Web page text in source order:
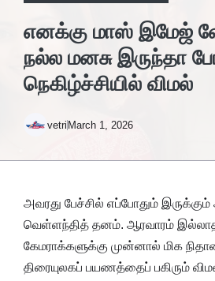
எனக்கு மாஸ் இமேஜ்
நல்ல மனசு இருந்தா
நெகிழ்ச்சியில் விமல்
vetri March 1, 2026
அவரது பேச்சில் எப்போதும் இருக்கும்
வெள்ளந்தித் தனம். ஆரவாரம்
கேமராக்களுக்கு முன்னால் மிக
திரையுலகப் பயணத்தைப் பகிரும்